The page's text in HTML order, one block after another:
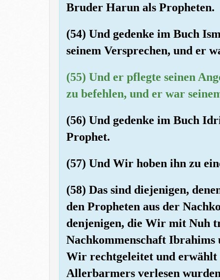
Bruder Harun als Propheten.
(54) Und gedenke im Buch
seinem Versprechen, und er
(55) Und er pflegte seinen
zu befehlen, und er war
(56) Und gedenke im Buch
Prophet.
(57) Und Wir hoben ihn zu
(58) Das sind diejenigen,
den Propheten aus der
denjenigen, die Wir mit Nuh
Nachkommenschaft
Wir rechtgeleitet und erwählt
Allerbarmers verlesen